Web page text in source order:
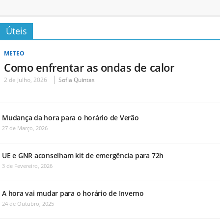
Úteis
METEO
Como enfrentar as ondas de calor
2 de Julho, 2026 Sofia Quintas
Mudança da hora para o horário de Verão
27 de Março, 2026
UE e GNR aconselham kit de emergência para 72h
3 de Fevereiro, 2026
A hora vai mudar para o horário de Inverno
24 de Outubro, 2025